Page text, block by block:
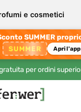
e cosmetici
SUMMER
SUMMER Apri l'app
per ordini